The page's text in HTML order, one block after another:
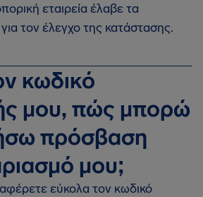
εταιρεία έλαβε τα
τον έλεγχο της κατάστασης.
κωδικό
μου, πώς μπορώ
πρόσβαση
μου;
εύκολα τον κωδικό